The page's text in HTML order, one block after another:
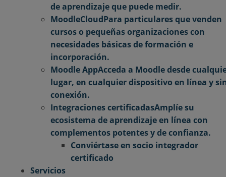
de aprendizaje que puede medir.
MoodleCloudPara particulares que venden
cursos o pequeñas organizaciones con
necesidades básicas de formación e
incorporación.
Moodle AppAcceda a Moodle desde
lugar, en cualquier dispositivo en línea y
conexión.
Integraciones certificadasAmplíe su
ecosistema de aprendizaje en línea con
complementos potentes y de confianza.
Conviértase en socio integrador
certificado
Servicios